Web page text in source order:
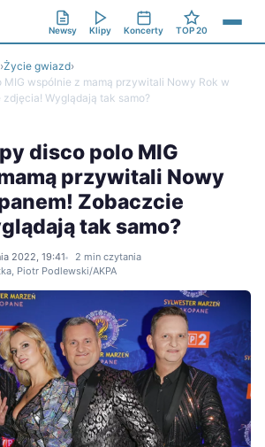
Newsy Klipy Koncerty TOP 20
›Życie gwiazd›
wspólnie z mamą przywitali Nowy Rok w
Wyglądają tak samo?
disco polo MIG
przywitali Nowy
Zobaczcie
tak samo?
2022, 19:41
2 min czytania
Piotr Podlewski/AKPA